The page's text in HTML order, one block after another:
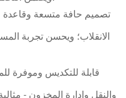
تصميم حافة متسعة وقاعدة
الانقلاب؛ ويحسن تجربة
قابلة للتكديس وموفرة
والنقل وإدارة المخزون -